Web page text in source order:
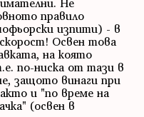
Не
правило
изпити) - в
Освен това
на която
по-ниска от тази в
защото винаги при
и "по време на
(освен в